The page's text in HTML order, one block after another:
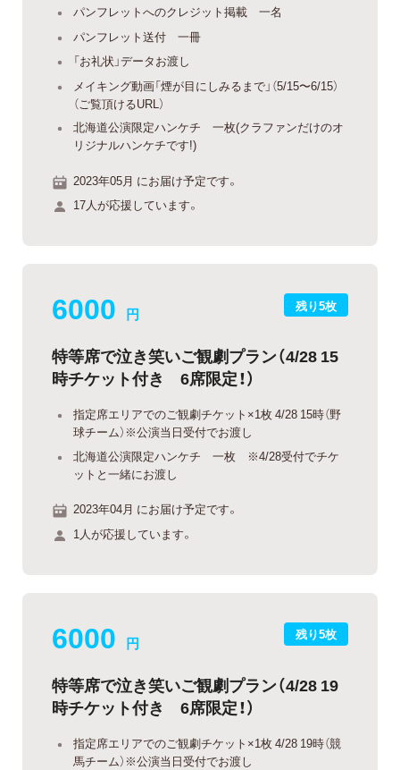
パンフレットへのクレジット掲載 一名
パンフレット送付 一冊
「お礼状」データお渡し
メイキング動画「煙が目にしみるまで」（5/15〜6/15）
（ご覧頂けるURL）
北海道公演限定ハンケチ 一枚(クラファンだけのオ
リジナルハンケチです!)
2023年05月 にお届け予定です。
17人が応援しています。
残り5枚
6000 円
特等席で泣き笑いご観劇プラン（4/28 15
時チケット付き 6席限定！）
指定席エリアでのご観劇チケット×1枚 4/28 15時（野
球チーム）※公演当日受付でお渡し
北海道公演限定ハンケチ 一枚 ※4/28受付でチケ
ットと一緒にお渡し
2023年04月 にお届け予定です。
1人が応援しています。
残り5枚
6000 円
特等席で泣き笑いご観劇プラン（4/28 19
時チケット付き 6席限定！）
指定席エリアでのご観劇チケット×1枚 4/28 19時（競
馬チーム）※公演当日受付でお渡し